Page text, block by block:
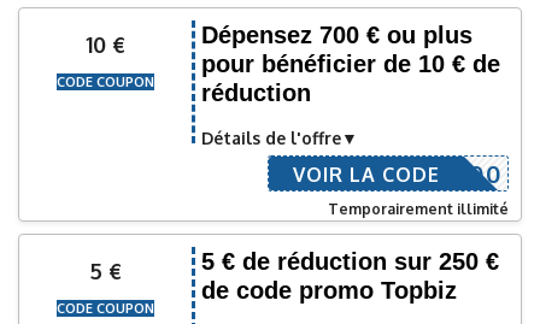
10 €
CODE COUPON
Dépensez 700 € ou plus
pour bénéficier de 10 € de
réduction
Détails de l'offre
IGARO700
VOIR LA CODE
Temporairement illimité
5 €
CODE COUPON
5 € de réduction sur 250 €
de code promo Topbiz